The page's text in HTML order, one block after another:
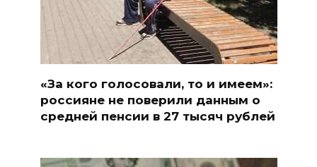
«За кого голосовали, то и имеем»:
россияне не поверили данным о
средней пенсии в 27 тысяч рублей